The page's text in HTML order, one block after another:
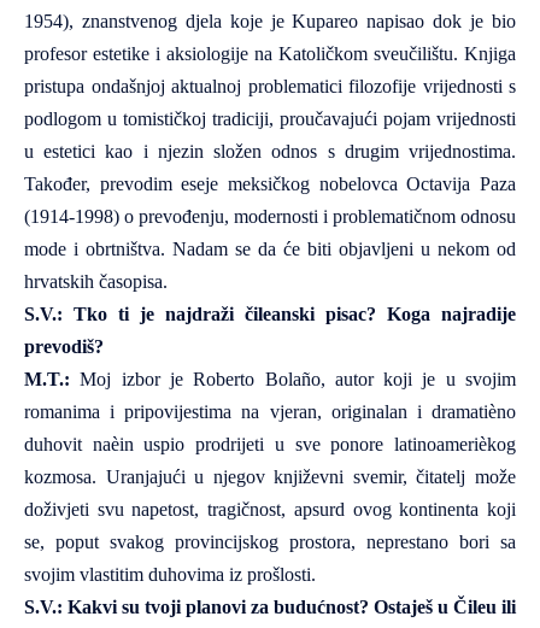
1954), znanstvenog djela koje je Kupareo napisao dok je bio
profesor estetike i aksiologije na Katoličkom sveučilištu. Knjiga
pristupa ondašnjoj aktualnoj problematici filozofije vrijednosti s
podlogom u tomističkoj tradiciji, proučavajući pojam vrijednosti
u estetici kao i njezin složen odnos s drugim vrijednostima.
Također, prevodim eseje meksičkog nobelovcaOctavija Paza
(1914-1998) o prevođenju, modernosti i problematičnom odnosu
mode i obrtništva. Nadam se da će biti objavljeni u nekom od
hrvatskih časopisa.
S.V.: Tko ti je najdraži čileanski pisac? Koga najradije
prevodiš?
M.T.: Moj izbor je Roberto Bolaño, autor koji je u svojim
romanima i pripovijestima na vjeran, originalan i dramatièno
duhovit naèin uspio prodrijeti u sve ponore latinoamerièkog
kozmosa. Uranjajući u njegov književni svemir, čitatelj može
doživjeti svu napetost, tragičnost, apsurd ovog kontinenta koji
se, poput svakog provincijskog prostora, neprestano bori sa
svojim vlastitim duhovima iz prošlosti.
S.V.: Kakvi su tvoji planovi za budućnost? Ostaješ u Čileu ili